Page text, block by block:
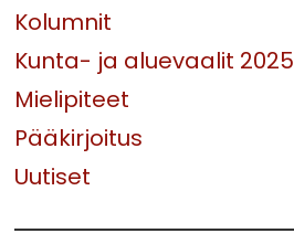
Kolumnit
Kunta- ja aluevaalit 2025
Mielipiteet
Pääkirjoitus
Uutiset